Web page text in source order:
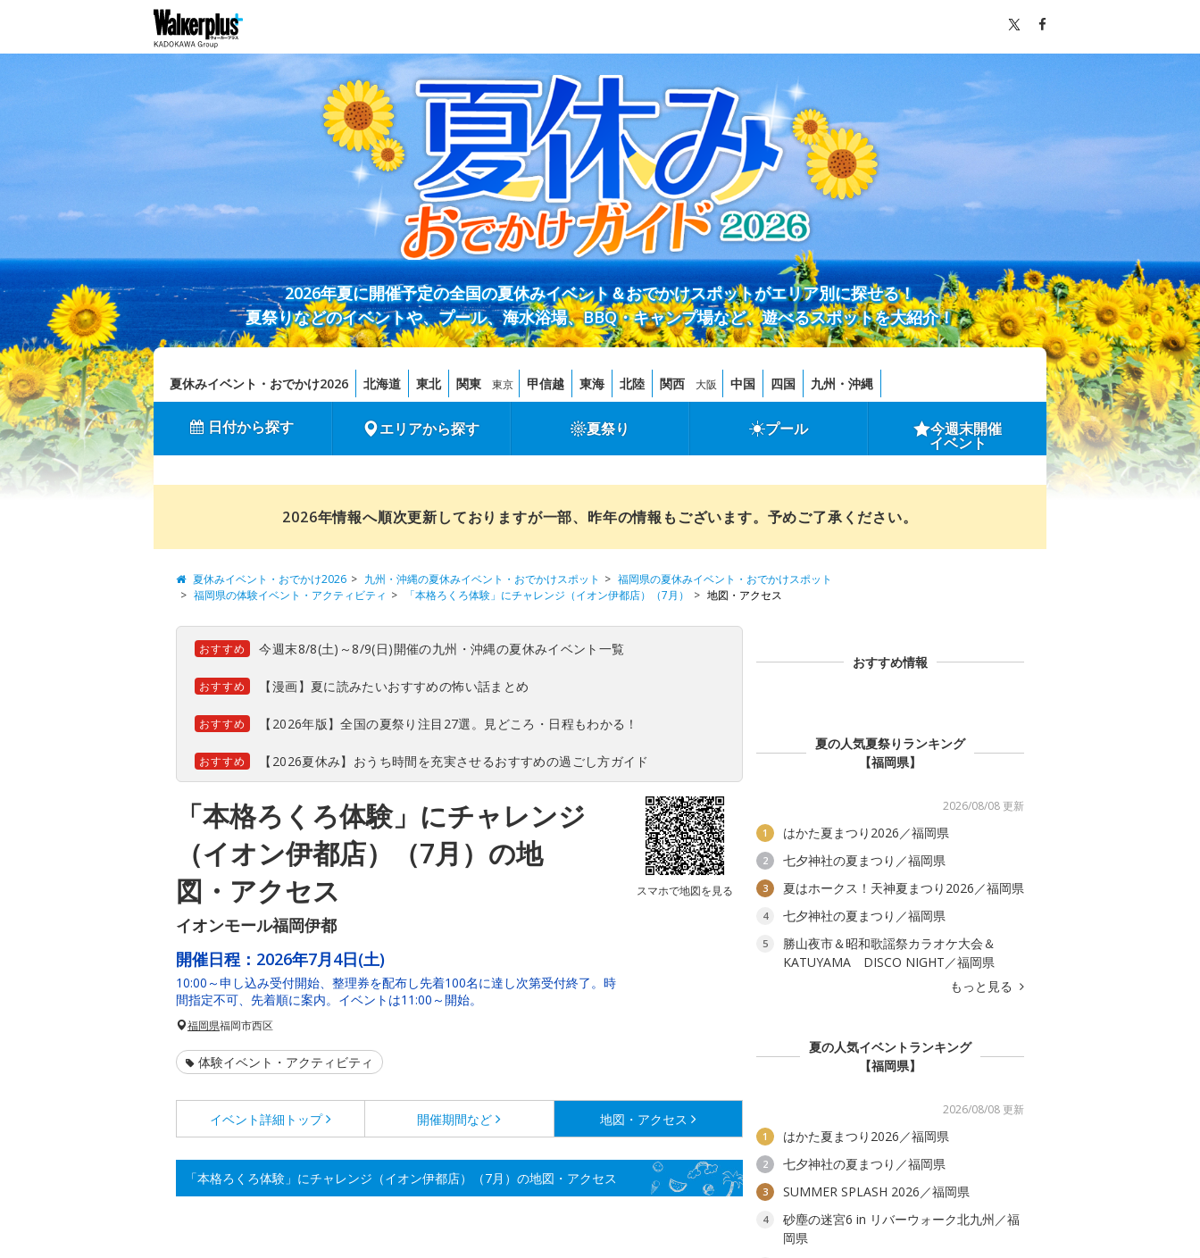
2026年夏に開催予定の全国の夏休みイベント＆おでかけスポットがエリア別に探せる！
夏祭りなどのイベントや、プール、海水浴場、BBQ・キャンプ場など、遊べるスポットを大紹介！
夏休みイベント・おでかけ2026 北海道 東北 関東 東京 甲信越 東海 北陸 関西 大阪 中国 四国 九州・沖縄
日付から探す エリアから探す 夏祭り プール 今週末開催
イベント
2026年情報へ順次更新しておりますが一部、昨年の情報もございます。予めご了承ください。
夏休みイベント・おでかけ2026 九州・沖縄の夏休みイベント・おでかけスポット
福岡県の夏休みイベント・おでかけスポット
福岡県の体験イベント・アクティビティ
「本格ろくろ体験」にチャレンジ（イオン伊都店）（7月） 地図・アクセス
おすすめ 今週末8/8(土)～8/9(日)開催の九州・沖縄の夏休みイベント一覧
おすすめ 【漫画】夏に読みたいおすすめの怖い話まとめ
おすすめ 【2026年版】全国の夏祭り注目27選。見どころ・日程もわかる！
おすすめ 【2026夏休み】おうち時間を充実させるおすすめの過ごし方ガイド
「本格ろくろ体験」にチャレンジ
（イオン伊都店）（7月）の地
図・アクセス
イオンモール福岡伊都
スマホで地図を見る
開催日程： 2026年7月4日(土)
10:00～申し込み受付開始、整理券を配布し先着100名に達し次第受付終了。時
間指定不可、先着順に案内。イベントは11:00～開始。
福岡県福岡市西区
体験イベント・アクティビティ
イベント詳細 トップ 開催期間など 地図・アクセス
「本格ろくろ体験」にチャレンジ（イオン伊都店）（7月）の地図・アクセス
おすすめ情報
夏の人気夏祭りランキング
【福岡県】
2026/08/08 更新
1 はかた夏まつり2026／福岡県
2 七夕神社の夏まつり／福岡県
3 夏はホークス！天神夏まつり2026／福岡県
4 七夕神社の夏まつり／福岡県
5
勝山夜市＆昭和歌謡祭カラオケ大会＆
KATUYAMA DISCO NIGHT／福岡県
もっと見る
夏の人気イベントランキング
【福岡県】
2026/08/08 更新
1 はかた夏まつり2026／福岡県
2 七夕神社の夏まつり／福岡県
3 SUMMER SPLASH 2026／福岡県
4
砂塵の迷宮6 in リバーウォーク北九州／福
岡県